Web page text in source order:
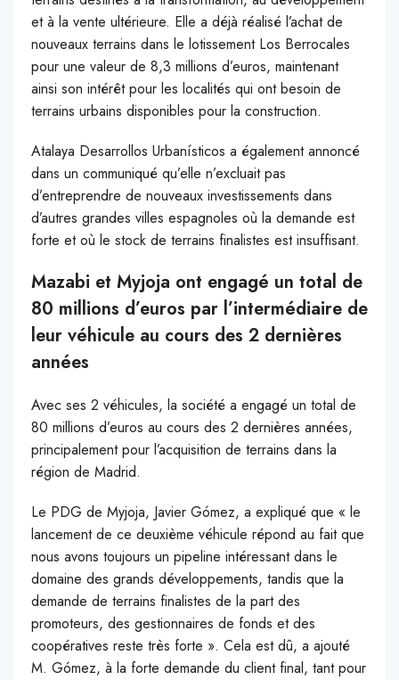
et à la vente ultérieure. Elle a déjà réalisé l’achat de
nouveaux terrains dans le lotissement Los Berrocales
pour une valeur de 8,3 millions d’euros, maintenant
ainsi son intérêt pour les localités qui ont besoin de
terrains urbains disponibles pour la construction.
Atalaya Desarrollos Urbanísticos a également annoncé
dans un communiqué qu’elle n’excluait pas
d’entreprendre de nouveaux investissements dans
d’autres grandes villes espagnoles où la demande est
forte et où le stock de terrains finalistes est insuffisant.
Mazabi et Myjoja ont engagé un total de
80 millions d’euros par l’intermédiaire de
leur véhicule au cours des 2 dernières
années
Avec ses 2 véhicules, la société a engagé un total de
80 millions d’euros au cours des 2 dernières années,
principalement pour l’acquisition de terrains dans la
région de Madrid.
Le PDG de Myjoja, Javier Gómez, a expliqué que « le
lancement de ce deuxième véhicule répond au fait que
nous avons toujours un pipeline intéressant dans le
domaine des grands développements, tandis que la
demande de terrains finalistes de la part des
promoteurs, des gestionnaires de fonds et des
coopératives reste très forte ». Cela est dû, a ajouté
M. Gómez, à la forte demande du client final, tant pour